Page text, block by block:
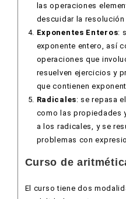
las operaciones
descuidar la
Exponentes Enteros:
exponente entero, así
operaciones que
resuelven ejercicios y
que contienen
Radicales: se repasa
como las propiedades
a los radicales, y se
problemas con
Curso de
El curso tiene dos